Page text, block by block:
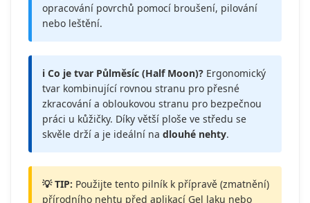
opracování povrchů pomocí broušení, pilování
nebo leštění.
ℹ️ Co je tvar Půlměsíc (Half Moon)? Ergonomický
tvar kombinující rovnou stranu pro přesné
zkracování a obloukovou stranu pro bezpečnou
práci u kůžičky. Díky větší ploše ve středu se
skvěle drží a je ideální na dlouhé nehty.
💡 TIP: Použijte tento pilník k přípravě (zmatnění)
přírodního nehtu před aplikací Gel laku nebo